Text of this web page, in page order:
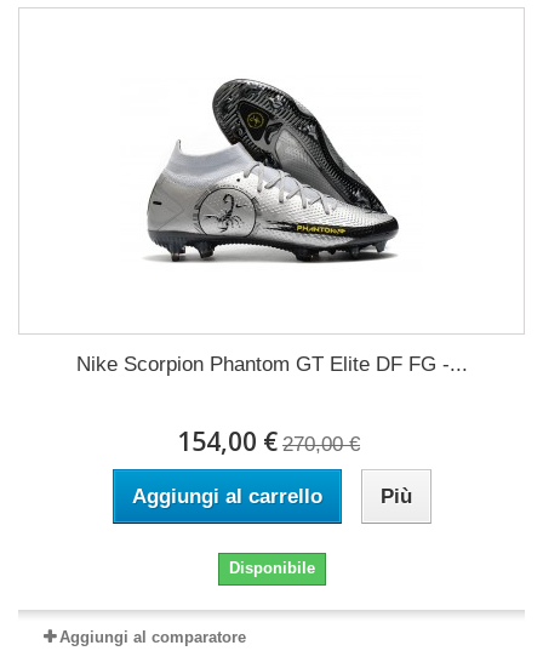
Nike Scorpion Phantom GT Elite DF FG -...
154,00 € 270,00 €
Aggiungi al carrello Più
Disponibile
Aggiungi al comparatore